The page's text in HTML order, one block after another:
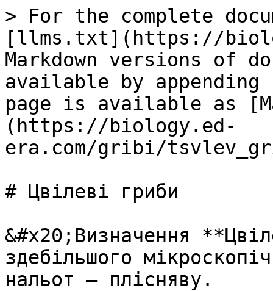
> For the complete
[llms.txt](https://
Markdown versions of
available by
page is available as
(https://biology.ed-
era.com/gribi/
# Цвілеві гриби
&#x20;Визначення
здебільшого
нальот — плісняву.